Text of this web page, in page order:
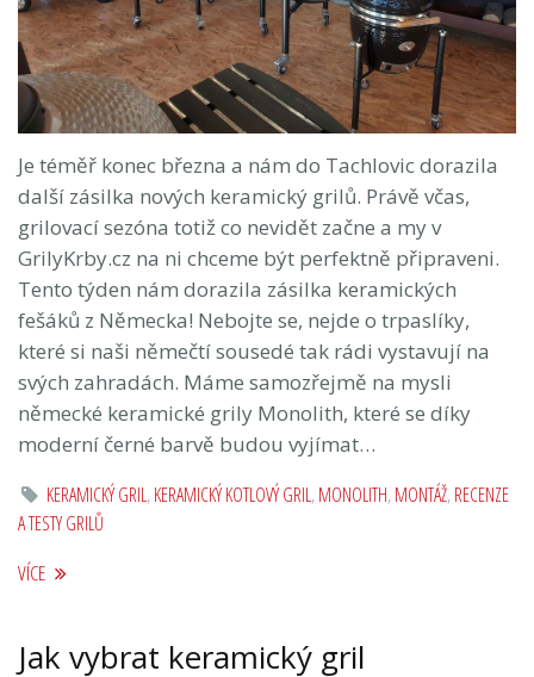
Je téměř konec března a nám do Tachlovic dorazila
další zásilka nových keramický grilů. Právě včas,
grilovací sezóna totiž co nevidět začne a my v
GrilyKrby.cz na ni chceme být perfektně připraveni.
Tento týden nám dorazila zásilka keramických
fešáků z Německa! Nebojte se, nejde o trpaslíky,
které si naši němečtí sousedé tak rádi vystavují na
svých zahradách. Máme samozřejmě na mysli
německé keramické grily Monolith, které se díky
moderní černé barvě budou vyjímat…
KERAMICKÝ GRIL,KERAMICKÝ KOTLOVÝ GRIL,MONOLITH,MONTÁŽ,RECENZE
A TESTY GRILŮ
VÍCE
Jak vybrat keramický gril